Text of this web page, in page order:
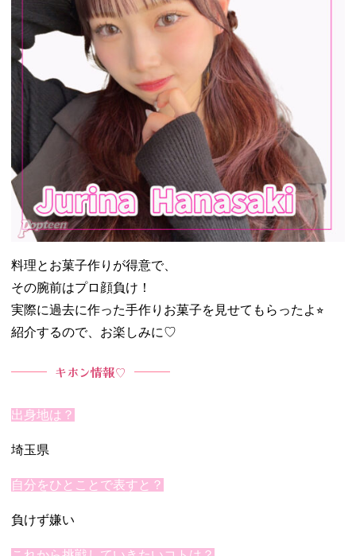
料理とお菓子作りが得意で、
その腕前はプロ顔負け！
実際に過去に作った手作りお菓子を見せてもらったよ⭐︎
紹介するので、お楽しみに♡
キホン情報♡
出身地は？
埼玉県
自分をひとことで表すと？
負けず嫌い